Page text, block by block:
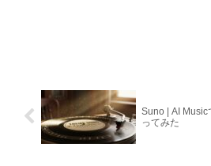
Suno | AI Music
ってみた